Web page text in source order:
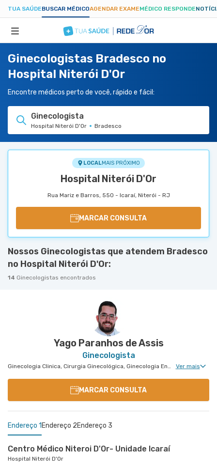
TUA SAÚDEBUSCAR MÉDICOAGENDAR EXAMEMÉDICO RESPONDE
ESPECIALIDADES
HOSPITAIS
TUASAUDE.COM
Ginecologistas Bradesco no
Hospital Niterói D'Or
Encontre médicos perto de você, rápido e fácil:
Ginecologista
Hospital Niterói D'Or Bradesco
LOCALMAIS PRÓXIMO
Hospital Niterói D'Or
Rua Mariz e Barros, 550 - Icaraí, Niterói - RJ
MARCAR CONSULTA
Nossos Ginecologistas que atendem Bradesco
no Hospital Niterói D'Or:
14 Ginecologistas encontrados
Yago Paranhos de Assis
Ginecologista
Ginecologia Clinica, Cirurgia Ginecológica, Ginecologia Endócrina, Núcleo de Endometriose, Uroginecologia, Miomatose Uterina(Miomas), Ginecologia Videohisteroscopia Ver mais
MARCAR CONSULTA
Endereço 1 Endereço 2Endereço 3
Centro Médico Niteroi D'Or- Unidade Icaraí
Hospital Niterói D'Or